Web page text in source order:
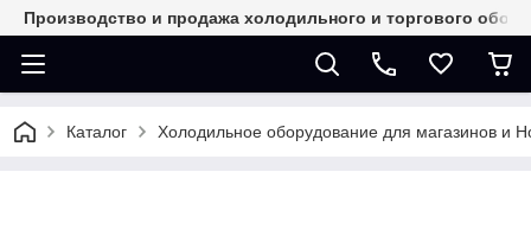
Производство и продажа холодильного и торгового
Каталог Холодильное оборудование для магазинов и